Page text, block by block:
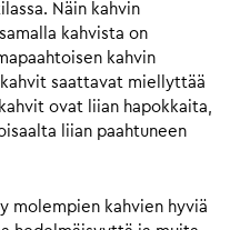
Näin kahvin
kahvista on
kahvin
saattavat miellyttää
ovat liian hapokkaita,
liian paahtuneen
molempien kahvien hyviä